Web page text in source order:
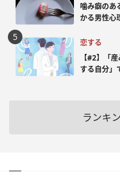
噛み癖のあ
かる男性心
恋する
【#2】「
する自分」
ランキ